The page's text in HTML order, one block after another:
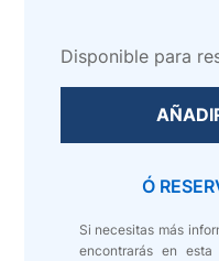
Disponible para
Ó
Si necesitas más
encontrarás en